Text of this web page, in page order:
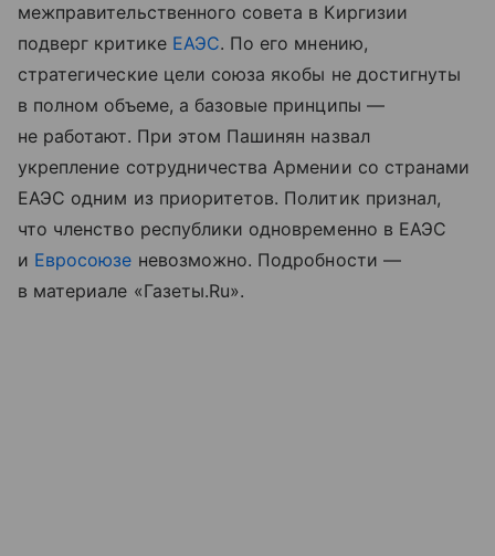
межправительственного совета в Киргизии
подверг критике ЕАЭС. По его мнению,
стратегические цели союза якобы не достигнуты
в полном объеме, а базовые принципы —
не работают. При этом Пашинян назвал
укрепление сотрудничества Армении со странами
ЕАЭС одним из приоритетов. Политик признал,
что членство республики одновременно в ЕАЭС
и Евросоюзе невозможно. Подробности —
в материале «Газеты.Ru».